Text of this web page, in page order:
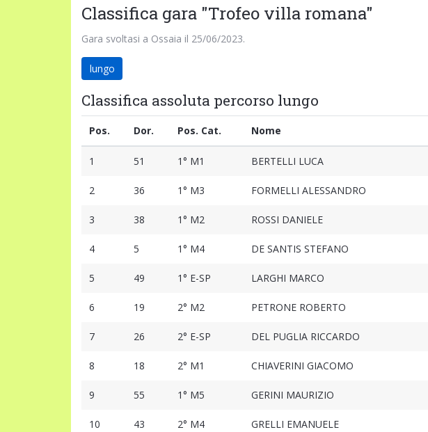
Classifica gara "Trofeo villa romana"
Gara svoltasi a Ossaia il 25/06/2023.
lungo
Classifica assoluta percorso lungo
Pos. Dor. Pos. Cat. Nome
1 51 1° M1 BERTELLI LUCA
2 36 1° M3 FORMELLI ALESSANDRO
3 38 1° M2 ROSSI DANIELE
4 5 1° M4 DE SANTIS STEFANO
5 49 1° E-SP LARGHI MARCO
6 19 2° M2 PETRONE ROBERTO
7 26 2° E-SP DEL PUGLIA RICCARDO
8 18 2° M1 CHIAVERINI GIACOMO
9 55 1° M5 GERINI MAURIZIO
10 43 2° M4 GRELLI EMANUELE